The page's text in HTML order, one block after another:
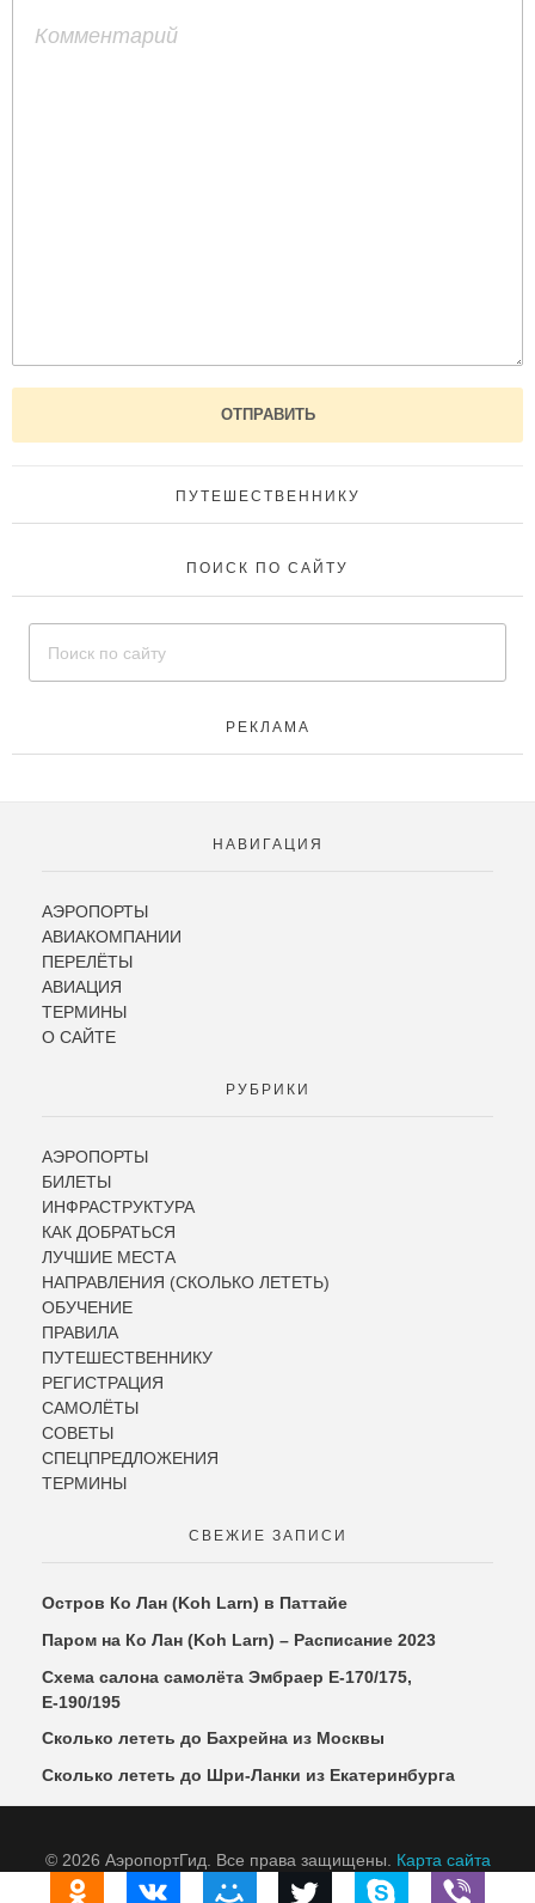
ПУТЕШЕСТВЕННИКУ
ПОИСК ПО САЙТУ
РЕКЛАМА
НАВИГАЦИЯ
АЭРОПОРТЫ
АВИАКОМПАНИИ
ПЕРЕЛЁТЫ
АВИАЦИЯ
ТЕРМИНЫ
О САЙТЕ
РУБРИКИ
АЭРОПОРТЫ
БИЛЕТЫ
ИНФРАСТРУКТУРА
КАК ДОБРАТЬСЯ
ЛУЧШИЕ МЕСТА
НАПРАВЛЕНИЯ (СКОЛЬКО ЛЕТЕТЬ)
ОБУЧЕНИЕ
ПРАВИЛА
ПУТЕШЕСТВЕННИКУ
РЕГИСТРАЦИЯ
САМОЛЁТЫ
СОВЕТЫ
СПЕЦПРЕДЛОЖЕНИЯ
ТЕРМИНЫ
СВЕЖИЕ ЗАПИСИ
Остров Ко Лан (Koh Larn) в Паттайе
Паром на Ко Лан (Koh Larn) – Расписание 2023
Схема салона самолёта Эмбраер Е-170/175,
Е-190/195
Сколько лететь до Бахрейна из Москвы
Сколько лететь до Шри-Ланки из Екатеринбурга
© 2026 АэропортГид. Все права защищены. Карта сайта